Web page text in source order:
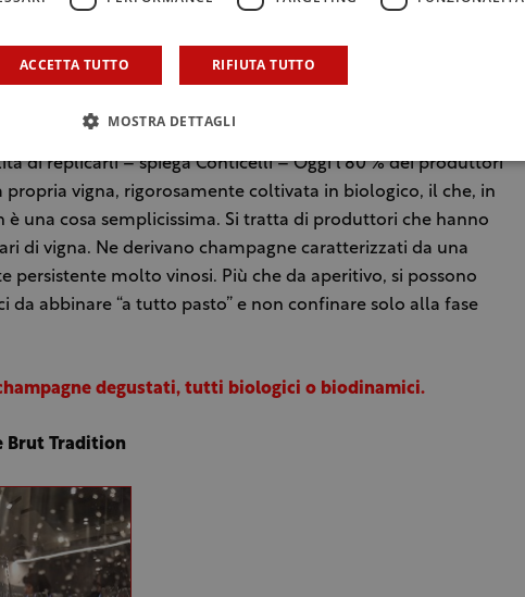
(quasi come fosse una fragranza di profumo) gli
di replicarli – spiega Conticelli – Oggi l'80 % dei produttori
propria vigna, rigorosamente coltivata in biologico, il che, in
una cosa semplicissima. Si tratta di produttori che hanno
di vigna. Ne derivano champagne caratterizzati da una
persistente molto vinosi. Più che da aperitivo, si possono
abbinare “a tutto pasto” e non confinare solo alla fase
degustati, tutti biologici o biodinamici.
Brut Tradition
ACCETTA TUTTO RIFIUTA TUTTO
MOSTRA DETTAGLI